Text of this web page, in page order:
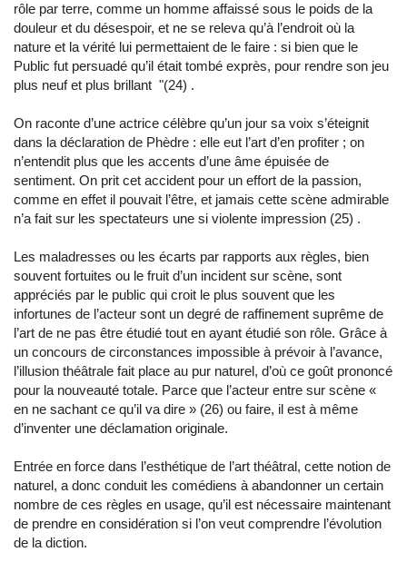
rôle par terre, comme un homme affaissé sous le poids de la
douleur et du désespoir, et ne se releva qu’à l’endroit où la
nature et la vérité lui permettaient de le faire : si bien que le
Public fut persuadé qu’il était tombé exprès, pour rendre son jeu
plus neuf et plus brillant "(24) .
On raconte d’une actrice célèbre qu’un jour sa voix s’éteignit
dans la déclaration de Phèdre : elle eut l’art d’en profiter ; on
n’entendit plus que les accents d’une âme épuisée de
sentiment. On prit cet accident pour un effort de la passion,
comme en effet il pouvait l’être, et jamais cette scène admirable
n’a fait sur les spectateurs une si violente impression (25) .
Les maladresses ou les écarts par rapports aux règles, bien
souvent fortuites ou le fruit d’un incident sur scène, sont
appréciés par le public qui croit le plus souvent que les
infortunes de l’acteur sont un degré de raffinement suprême de
l’art de ne pas être étudié tout en ayant étudié son rôle. Grâce à
un concours de circonstances impossible à prévoir à l’avance,
l’illusion théâtrale fait place au pur naturel, d’où ce goût prononcé
pour la nouveauté totale. Parce que l’acteur entre sur scène «
en ne sachant ce qu’il va dire » (26) ou faire, il est à même
d’inventer une déclamation originale.
Entrée en force dans l’esthétique de l’art théâtral, cette notion de
naturel, a donc conduit les comédiens à abandonner un certain
nombre de ces règles en usage, qu’il est nécessaire maintenant
de prendre en considération si l’on veut comprendre l’évolution
de la diction.